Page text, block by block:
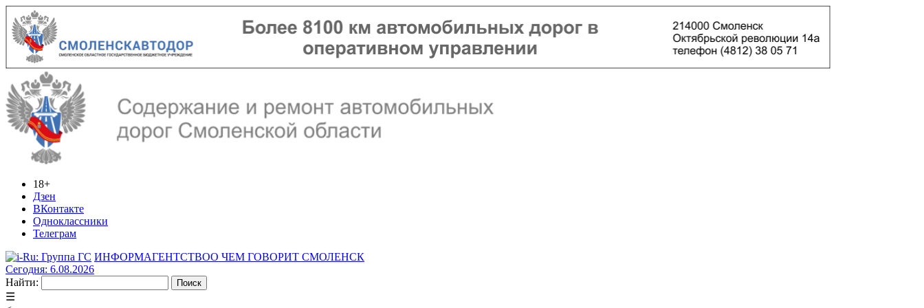
18+
Дзен
ВКонтакте
Одноклассники
Телеграм
ИНФОРМАГЕНТСТВОО ЧЕМ ГОВОРИТ СМОЛЕНСК
Сегодня: 6.08.2026
Найти:
☰